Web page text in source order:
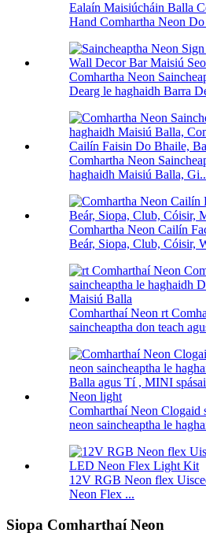
Ealaín Maisiúcháin Balla
Hand Comhartha Neon Do
Comhartha Neon
Dearg le haghaidh Barra
Comhartha Neon
haghaidh Maisiú Balla,
Comhartha Neon Cailín
Beár, Siopa, Club, Cóisir,
Comharthaí Neon rt
saincheaptha don teach
Comharthaí Neon Clogaid
neon saincheaptha le
12V RGB Neon flex
Neon Flex ...
Siopa Comharthaí Neon